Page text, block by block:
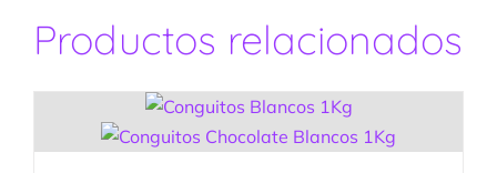
Productos relacionados